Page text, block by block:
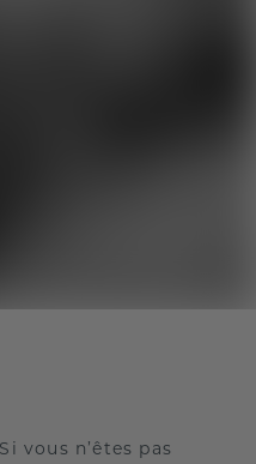
vous n’êtes pas